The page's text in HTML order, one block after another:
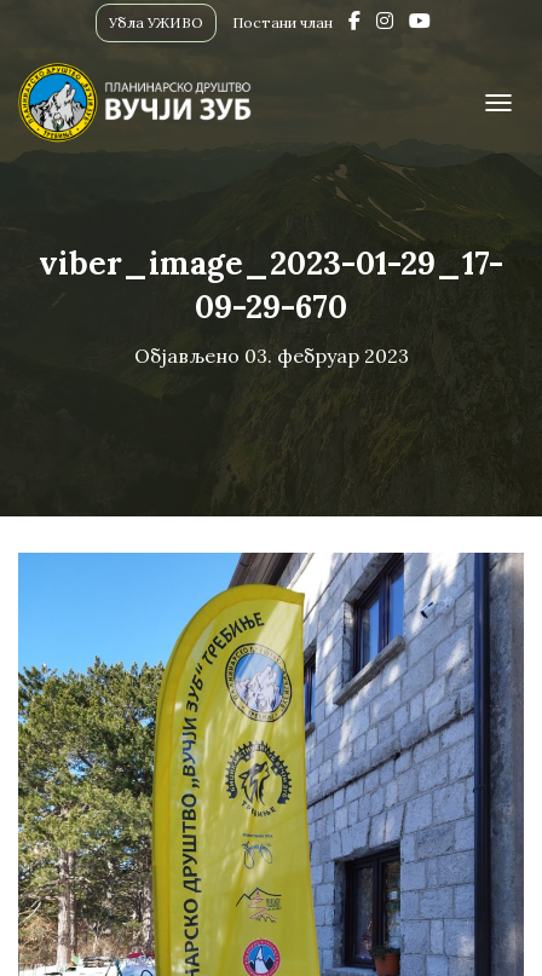
Убла УЖИВО Постани члан
viber_image_2023-01-29_17-
09-29-670
Објављено 03. фебруар 2023